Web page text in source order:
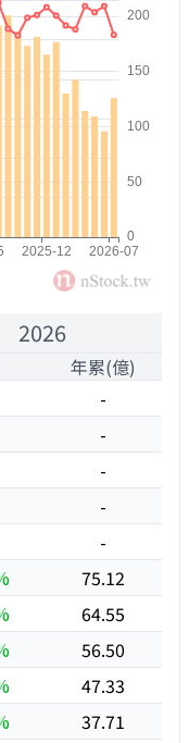
2026
年累(億)
-
-
-
-
-
75.12
64.55
56.50
47.33
37.71